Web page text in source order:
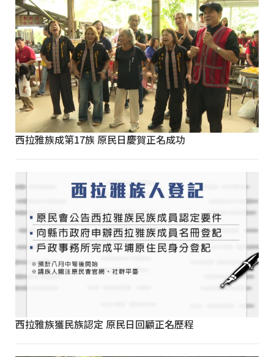
西拉雅族成第17族 原民日慶賀正名成功
西拉雅族獲民族認定 原民日回顧正名歷程